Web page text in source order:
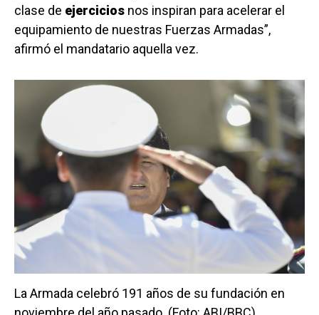
clase de ejercicios nos inspiran para acelerar el
equipamiento de nuestras Fuerzas Armadas”,
afirmó el mandatario aquella vez.
La Armada celebró 191 años de su fundación en